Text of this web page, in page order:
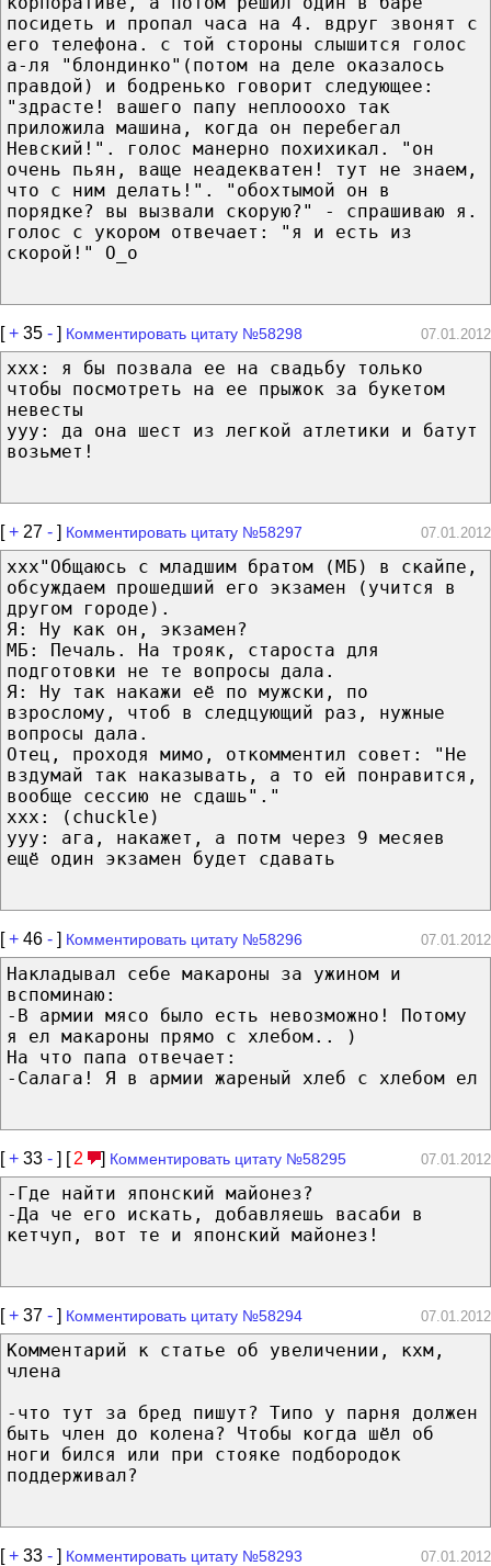
посидеть и пропал часа на 4. вдруг звонят с
его телефона. с той стороны слышится голос
а-ля "блондинко"(потом на деле оказалось
правдой) и бодренько говорит следующее:
"здрасте! вашего папу неплооохо так
приложила машина, когда он перебегал
Невский!". голос манерно похихикал. "он
очень пьян, ваще неадекватен! тут не знаем,
что с ним делать!". "обохтымой он в
порядке? вы вызвали скорую?" - спрашиваю я.
голос с укором отвечает: "я и есть из
скорой!" О_о
[+ 35 - ] Комментировать цитату №58298 07.01.2012
xxx: я бы позвала ее на свадьбу только
чтобы посмотреть на ее прыжок за букетом
невесты
yyy: да она шест из легкой атлетики и батут
возьмет!
[+ 27 - ] Комментировать цитату №58297 07.01.2012
ххх"Общаюсь с младшим братом (МБ) в скайпе,
обсуждаем прошедший его экзамен (учится в
другом городе).
Я: Ну как он, экзамен?
МБ: Печаль. На трояк, староста для
подготовки не те вопросы дала.
Я: Ну так накажи её по мужски, по
взрослому, чтоб в следцующий раз, нужные
вопросы дала.
Отец, проходя мимо, откомментил совет: "Не
вздумай так наказывать, а то ей понравится,
вообще сессию не сдашь"."
ххх: (chuckle)
ууу: ага, накажет, а потм через 9 месяев
ещё один экзамен будет сдавать
[+ 46 - ] Комментировать цитату №58296 07.01.2012
Накладывал себе макароны за ужином и
вспоминаю:
-В армии мясо было есть невозможно! Потому
я ел макароны прямо с хлебом.. )
На что папа отвечает:
-Салага! Я в армии жареный хлеб с хлебом ел
[+ 33 - ] [ 2 ] Комментировать цитату №58295 07.01.2012
-Где найти японский майонез?
-Да че его искать, добавляешь васаби в
кетчуп, вот те и японский майонез!
[+ 37 - ] Комментировать цитату №58294 07.01.2012
Комментарий к статье об увеличении, кхм,
члена
-что тут за бред пишут? Типо у парня должен
быть член до колена? Чтобы когда шёл об
ноги бился или при стояке подбородок
поддерживал?
[+ 33 - ] Комментировать цитату №58293 07.01.2012